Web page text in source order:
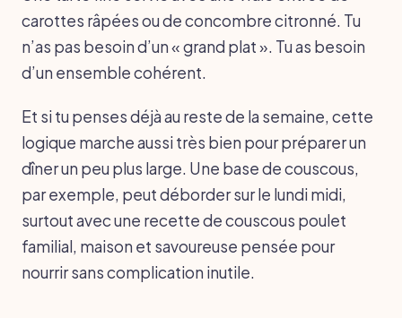
carottes râpées ou de concombre citronné. Tu
n’as pas besoin d’un « grand plat ». Tu as besoin
d’un ensemble cohérent.
Et si tu penses déjà au reste de la semaine, cette
logique marche aussi très bien pour préparer un
dîner un peu plus large. Une base de couscous,
par exemple, peut déborder sur le lundi midi,
surtout avec une recette de couscous poulet
familial, maison et savoureuse pensée pour
nourrir sans complication inutile.